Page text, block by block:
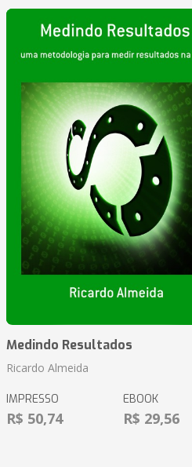
Medindo Resultados
Ricardo Almeida
IMPRESSO
R$ 50,74
EBOOK
R$ 29,56